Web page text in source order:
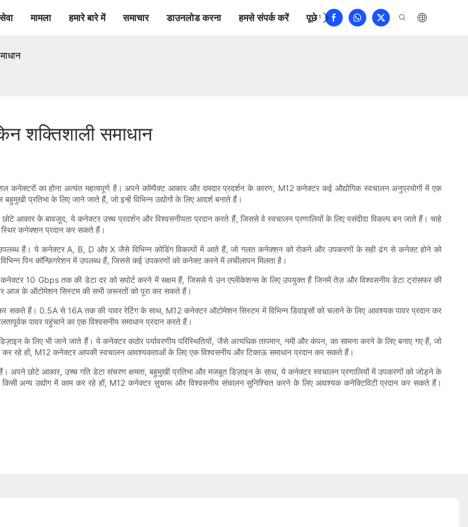
मामला हमारे बारे में समाचार डाउनलोड करना हमसे संपर्क करें पूछे जाने वाले प्रश्न
शक्तिशाली समाधान
का होना अत्यंत महत्वपूर्ण है। अपने कॉम्पैक्ट आकार और दमदार प्रदर्शन के कारण, M12 कनेक्टर कई औद्योगिक स्वचालन अनुप्रयोगों में एक
प्रतिभा के लिए जाने जाते हैं, जो इन्हें विभिन्न उद्योगों के लिए आदर्श बनाते हैं।
आकार के बावजूद, ये कनेक्टर उच्च प्रदर्शन और विश्वसनीयता प्रदान करते हैं, जिससे वे स्वचालन प्रणालियों के लिए पसंदीदा विकल्प बन जाते हैं। चाहे
स्थिर कनेक्शन प्रदान कर सकते हैं।
उपलब्ध हैं। ये कनेक्टर A, B, D और X जैसे विभिन्न कोडिंग विकल्पों में आते हैं, जो गलत कनेक्शन को रोकने और उपकरणों के सही ढंग से कनेक्ट होने को
पिन कॉन्फ़िगरेशन में उपलब्ध हैं, जिससे कई उपकरणों को कनेक्ट करने में लचीलापन मिलता है।
10 Gbps तक की डेटा दर को सपोर्ट करने में सक्षम हैं, जिससे ये उन एप्लीकेशन्स के लिए उपयुक्त हैं जिनमें तेज़ और विश्वसनीय डेटा ट्रांसफर की
आज के ऑटोमेशन सिस्टम की सभी ज़रूरतों को पूरा कर सकते हैं।
सकते हैं। 0.5A से 16A तक की पावर रेटिंग के साथ, M12 कनेक्टर ऑटोमेशन सिस्टम में विभिन्न डिवाइसों को चलाने के लिए आवश्यक पावर प्रदान कर
पावर पहुंचाने का एक विश्वसनीय समाधान प्रदान करते हैं।
के लिए भी जाने जाते हैं। ये कनेक्टर कठोर पर्यावरणीय परिस्थितियों, जैसे अत्यधिक तापमान, नमी और कंपन, का सामना करने के लिए बनाए गए हैं, जो
कर रहे हों, M12 कनेक्टर आपकी स्वचालन आवश्यकताओं के लिए एक विश्वसनीय और टिकाऊ समाधान प्रदान कर सकते हैं।
अपने छोटे आकार, उच्च गति डेटा संचरण क्षमता, बहुमुखी प्रतिभा और मजबूत डिज़ाइन के साथ, ये कनेक्टर स्वचालन प्रणालियों में उपकरणों को जोड़ने के
किसी अन्य उद्योग में काम कर रहे हों, M12 कनेक्टर सुचारू और विश्वसनीय संचालन सुनिश्चित करने के लिए आवश्यक कनेक्टिविटी प्रदान कर सकते हैं।